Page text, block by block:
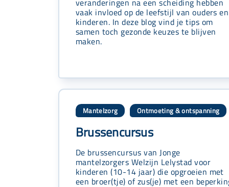
vaak invloed op de leefstijl van ouders en
kinderen. In deze blog vind je tips om
samen toch gezonde keuzes te blijven
maken.
Mantelzorg Ontmoeting & ontspanning
Brussencursus
De brussencursus van Jonge
mantelzorgers Welzijn Lelystad voor
kinderen (10-14 jaar) die opgroeien met
een broer(tje) of zus(je) met een